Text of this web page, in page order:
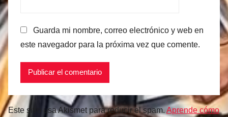
Guarda mi nombre, correo electrónico y web en
este navegador para la próxima vez que comente.
Este sitio usa Akismet para reducir el spam. Aprende cómo